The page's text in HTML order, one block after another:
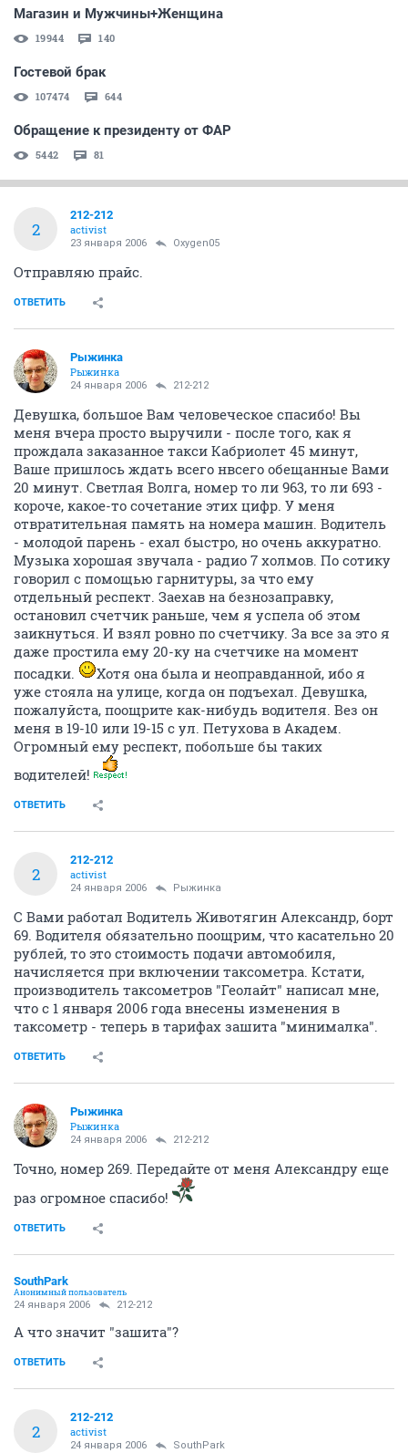
Магазин и Мужчины+Женщина
19944 140
Гостевой брак
107474 644
Обращение к президенту от ФАР
5442 81
2
212-212
activist
23 января 2006 Oxygen05
Отправляю прайс.
ОТВЕТИТЬ
Рыжинка
Рыжинка
24 января 2006 212-212
Девушка, большое Вам человеческое спасибо! Вы
меня вчера просто выручили - после того, как я
прождала заказанное такси Кабриолет 45 минут,
Ваше пришлось ждать всего нвсего обещанные Вами
20 минут. Светлая Волга, номер то ли 963, то ли 693 -
короче, какое-то сочетание этих цифр. У меня
отвратительная память на номера машин. Водитель
- молодой парень - ехал быстро, но очень аккуратно.
Музыка хорошая звучала - радио 7 холмов. По сотику
говорил с помощью гарнитуры, за что ему
отдельный респект. Заехав на безнозаправку,
остановил счетчик раньше, чем я успела об этом
заикнуться. И взял ровно по счетчику. За все за это я
даже простила ему 20-ку на счетчике на момент
посадки.
Хотя она была и неоправданной, ибо я
уже стояла на улице, когда он подъехал. Девушка,
пожалуйста, поощрите как-нибудь водителя. Вез он
меня в 19-10 или 19-15 с ул. Петухова в Академ.
Огромный ему респект, побольше бы таких
водителей!
ОТВЕТИТЬ
2
212-212
activist
24 января 2006 Рыжинка
С Вами работал Водитель Животягин Александр, борт
69. Водителя обязательно поощрим, что касательно 20
рублей, то это стоимость подачи автомобиля,
начисляется при включении таксометра. Кстати,
производитель таксометров "Геолайт" написал мне,
что с 1 января 2006 года внесены изменения в
таксометр - теперь в тарифах зашита "минималка".
ОТВЕТИТЬ
Рыжинка
Рыжинка
24 января 2006 212-212
Точно, номер 269. Передайте от меня Александру еще
раз огромное спасибо!
ОТВЕТИТЬ
SouthPark
Анонимный пользователь
24 января 2006 212-212
А что значит "зашита"?
ОТВЕТИТЬ
2
212-212
activist
24 января 2006 SouthPark